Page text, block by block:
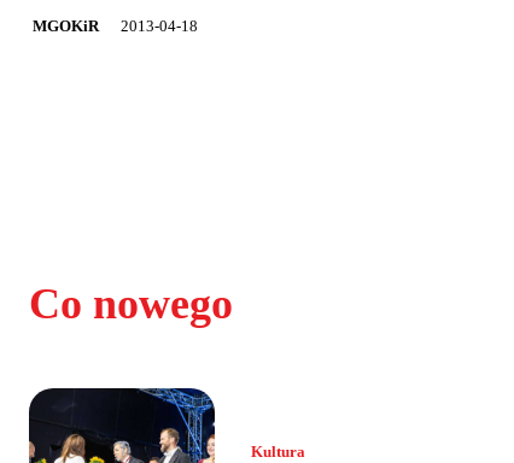
MGOKiR 2013-04-18
Co nowego
Kultura